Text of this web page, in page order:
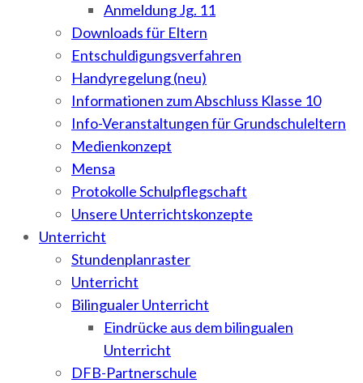
Anmeldung Jg. 11
Downloads für Eltern
Entschuldigungsverfahren
Handyregelung (neu)
Informationen zum Abschluss Klasse 10
Info-Veranstaltungen für Grundschuleltern
Medienkonzept
Mensa
Protokolle Schulpflegschaft
Unsere Unterrichtskonzepte
Unterricht
Stundenplanraster
Unterricht
Bilingualer Unterricht
Eindrücke aus dem bilingualen
Unterricht
DFB-Partnerschule